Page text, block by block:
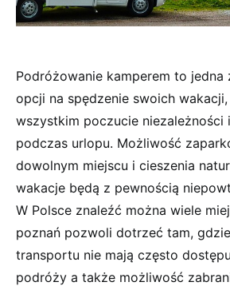
Podróżowanie kamperem to jedna
opcji na spędzenie swoich
wszystkim poczucie niezależności
podczas urlopu. Możliwość
dowolnym miejscu i cieszenia
wakacje będą z pewnością
W Polsce znaleźć można wiele
poznań pozwoli dotrzeć tam,
transportu nie mają często
podróży a także możliwość